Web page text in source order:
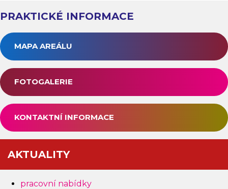
PRAKTICKÉ INFORMACE
MAPA AREÁLU
FOTOGALERIE
KONTAKTNÍ INFORMACE
AKTUALITY
pracovní nabídky